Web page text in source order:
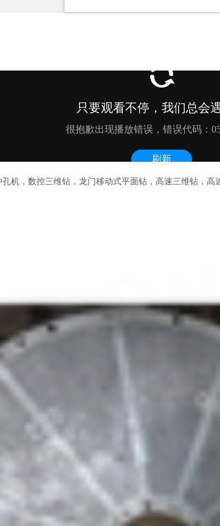
机，数控三维钻，龙门移动式平面钻，高速三维钻，